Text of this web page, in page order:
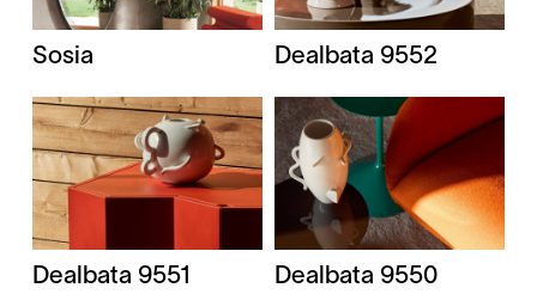
Sosia Dealbata 9552
Dealbata 9551 Dealbata 9550